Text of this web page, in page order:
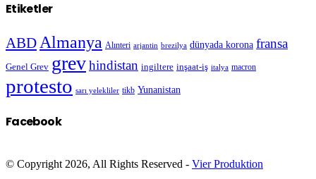
Etiketler
ABD Almanya Alınteri arjantin brezilya dünyada korona fransa
Genel Grev grevhindistan ingiltere inşaat-iş italya macron
protesto sarı yelekliler tikb Yunanistan
Facebook
© Copyright 2026, All Rights Reserved - Vier Produktion